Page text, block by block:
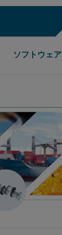
ソフトウェア